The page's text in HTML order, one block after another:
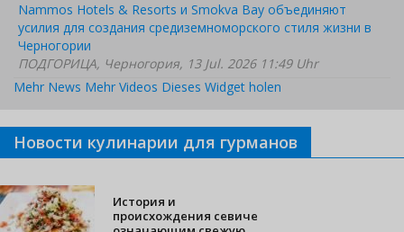
Nammos Hotels & Resorts и Smokva Bay объединяют
усилия для создания средиземноморского стиля жизни в
Черногории
ПОДГОРИЦА, Черногория, 13 Jul. 2026 11:49 Uhr
Mehr News Mehr Videos Dieses Widget holen
Новости кулинарии для гурманов
История и
происхождения севиче